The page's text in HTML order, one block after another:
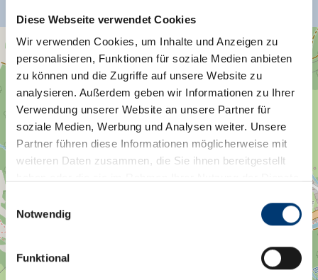
Diese Webseite verwendet Cookies
Wir verwenden Cookies, um Inhalte und Anzeigen zu
personalisieren, Funktionen für soziale Medien anbieten
zu können und die Zugriffe auf unsere Website zu
analysieren. Außerdem geben wir Informationen zu Ihrer
Verwendung unserer Website an unsere Partner für
soziale Medien, Werbung und Analysen weiter. Unsere
Partner führen diese Informationen möglicherweise mit
weiteren Daten zusammen, die Sie ihnen bereitgestellt
Rohr 23// A-6280 Zell am Ziller
Einwilligungsauswahl
Notwendig
Funktional
Kalle's Familien Appartements
6281 Gerlos
×